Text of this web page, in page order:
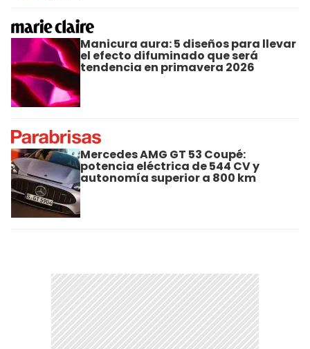
Manicura aura: 5 diseños para llevar
el efecto difuminado que será
tendencia en primavera 2026
Mercedes AMG GT 53 Coupé:
potencia eléctrica de 544 CV y
autonomía superior a 800 km